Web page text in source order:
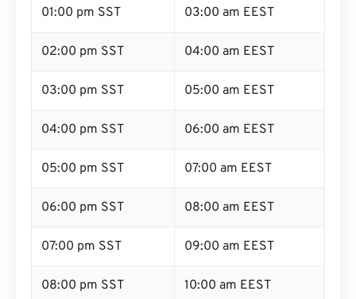
01:00 pm SST 03:00 am EEST
02:00 pm SST 04:00 am EEST
03:00 pm SST 05:00 am EEST
04:00 pm SST 06:00 am EEST
05:00 pm SST 07:00 am EEST
06:00 pm SST 08:00 am EEST
07:00 pm SST 09:00 am EEST
08:00 pm SST 10:00 am EEST